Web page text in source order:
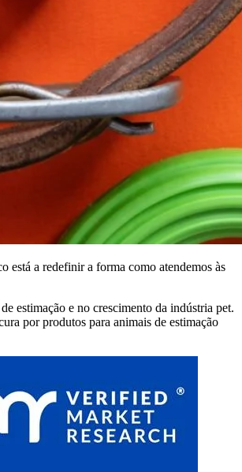
está a redefinir a forma como atendemos às
estimação e no crescimento da indústria pet.
por produtos para animais de estimação